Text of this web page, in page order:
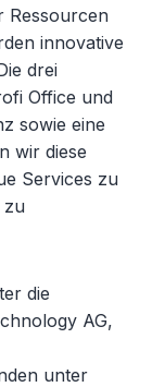
Ressourcen
innovative
drei
Office und
sowie eine
wir diese
Services zu
zu
die
AG,
unter